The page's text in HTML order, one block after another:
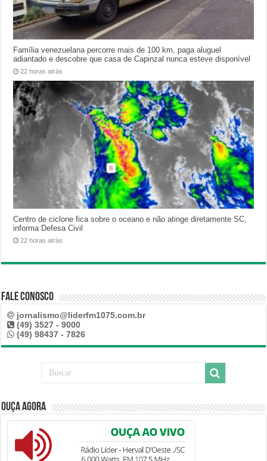
Família venezuelana percorre mais de 100 km, paga aluguel
adiantado e descobre que casa de Capinzal nunca esteve disponível
22 horas atrás
Centro de ciclone fica sobre o oceano e não atinge diretamente SC,
informa Defesa Civil
22 horas atrás
Fale Conosco
jornalismo@liderfm1075.com.br
(49) 3527 - 9000
(49) 98437 - 7826
Ouça Agora